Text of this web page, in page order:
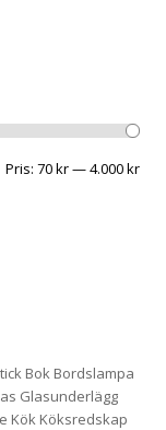
Pris
Pris
Pris: 70 kr—4.000 kr
Bok Bordslampa
Glasunderlägg
Kök Köksredskap